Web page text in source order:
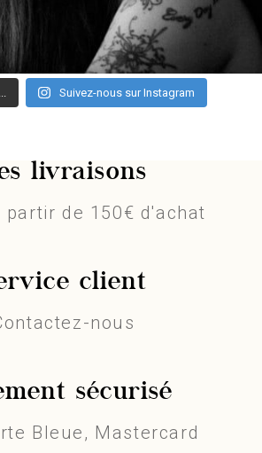
Suivez-nous sur Instagram
livraisons
partir de 150€ d'achat
client
nous
sécurisé
Bleue, Mastercard